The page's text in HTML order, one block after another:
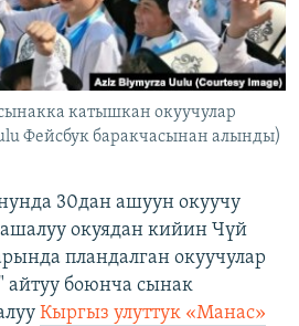
катышкан окуучулар
Фейсбук баракчасынан алынды)
30дан ашуун окуучу
окуядан кийин Чүй
пландалган окуучулар
боюнча сынак
Кыргыз улуттук «Манас»